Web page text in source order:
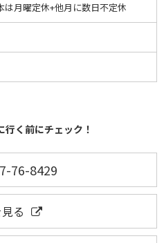
月曜定休+他月に数日不定休
く前にチェック！
76-8429
る